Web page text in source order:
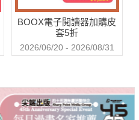
BOOX電子閱讀器加購皮
套5折
2026/06/20 - 2026/08/31